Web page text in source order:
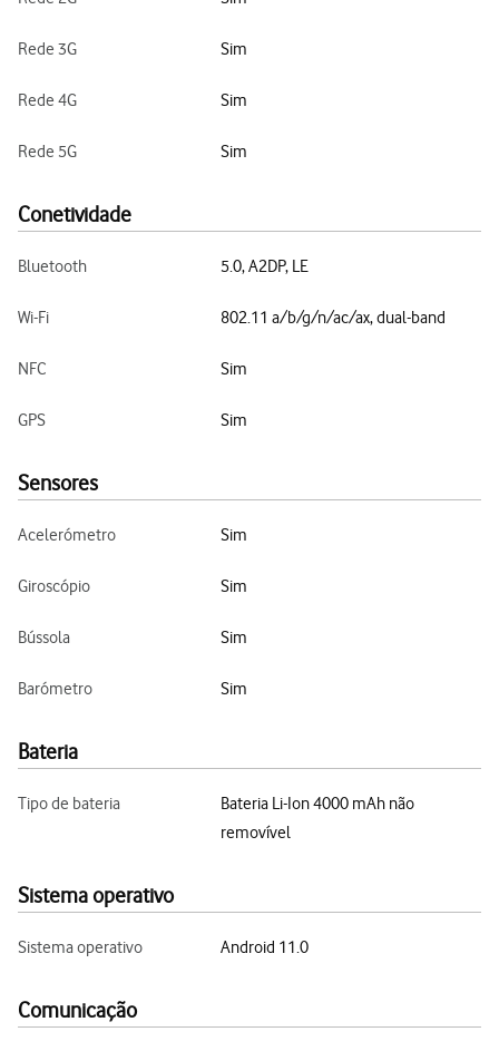
Rede 3G Sim
Rede 4G Sim
Rede 5G Sim
Conetividade
Bluetooth 5.0, A2DP, LE
Wi-Fi 802.11 a/b/g/n/ac/ax, dual-band
NFC Sim
GPS Sim
Sensores
Acelerómetro Sim
Giroscópio Sim
Bússola Sim
Barómetro Sim
Bateria
Tipo de bateria
Bateria Li-Ion 4000 mAh não
removível
Sistema operativo
Sistema operativo Android 11.0
Comunicação